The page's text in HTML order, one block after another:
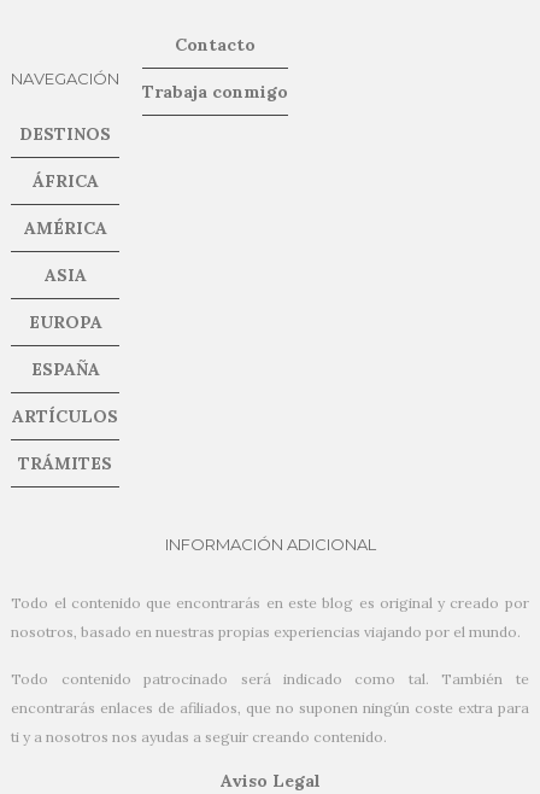
NAVEGACIÓN
DESTINOS
ÁFRICA
AMÉRICA
ASIA
EUROPA
ESPAÑA
ARTÍCULOS
TRÁMITES
Contacto
Trabaja conmigo
INFORMACIÓN ADICIONAL
Todo el contenido que encontrarás en este blog es original y creado por
nosotros, basado en nuestras propias experiencias viajando por el mundo.
Todo contenido patrocinado será indicado como tal. También te
encontrarás enlaces de afiliados, que no suponen ningún coste extra para
ti y a nosotros nos ayudas a seguir creando contenido.
Aviso Legal